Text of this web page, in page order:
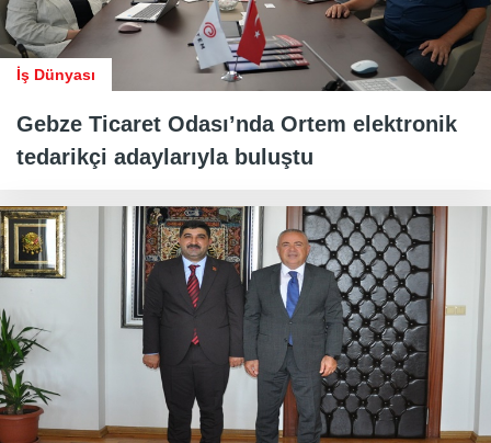
İş Dünyası
Gebze Ticaret Odası’nda Ortem elektronik
tedarikçi adaylarıyla buluştu